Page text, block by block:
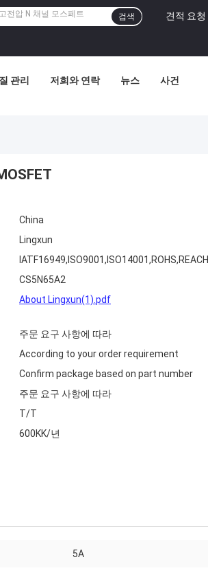
견적 요청
검색
관리 저희와 연락 뉴스 사건
China
Lingxun
IATF16949,ISO9001,ISO14001,ROHS,REACH
CS5N65A2
About Lingxun(1).pdf
주문 요구 사항에 따라
According to your order requirement
Confirm package based on part number
주문 요구 사항에 따라
T/T
600KK/년
5A